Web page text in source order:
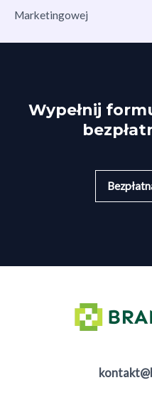
Marketingowej
Wypełnij